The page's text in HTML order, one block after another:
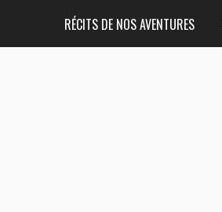
RÉCITS DE NOS AVENTURES